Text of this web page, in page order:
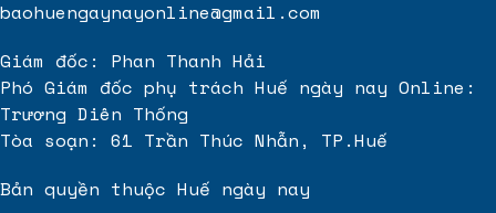
baohuengaynayonline@gmail.com
Giám đốc: Phan Thanh Hải
Phó Giám đốc phụ trách Huế ngày nay Online:
Trương Diên Thống
Tòa soạn: 61 Trần Thúc Nhẫn, TP.Huế
Bản quyền thuộc Huế ngày nay